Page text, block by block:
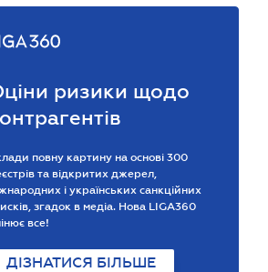
ризики щодо
повну картину на основі 300
та відкритих джерел,
і українських санкційних
згадок в медіа. Нова LIGA360
все!
ДІЗНАТИСЯ БІЛЬШЕ